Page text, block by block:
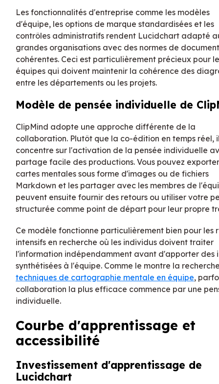
Les fonctionnalités d'entreprise comme les modèles
d'équipe, les options de marque standardisées et les
contrôles administratifs rendent Lucidchart adapté
grandes organisations avec des normes de
cohérentes. Ceci est particulièrement précieux pour
équipes qui doivent maintenir la cohérence des
entre les départements ou les projets.
Modèle de pensée individuelle de
ClipMind adopte une approche différente de la
collaboration. Plutôt que la co-édition en temps réel,
concentre sur l'activation de la pensée individuelle
partage facile des productions. Vous pouvez
cartes mentales sous forme d'images ou de fichiers
Markdown et les partager avec les membres de
peuvent ensuite fournir des retours ou utiliser votre
structurée comme point de départ pour leur propre
Ce modèle fonctionne particulièrement bien pour les
intensifs en recherche où les individus doivent traiter
l'information indépendamment avant d'apporter des
synthétisées à l'équipe. Comme le montre la
techniques de cartographie mentale en équipe,
collaboration la plus efficace commence par une
individuelle.
Courbe d'apprentissage et
accessibilité
Investissement d'apprentissage de
Lucidchart